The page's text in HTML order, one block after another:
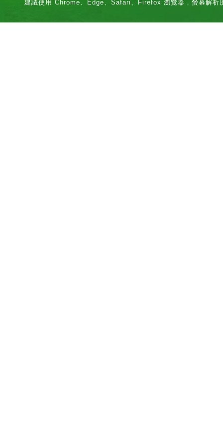
建議使用 Chrome、Edge、Safari、Firefox 瀏覽器，螢幕解